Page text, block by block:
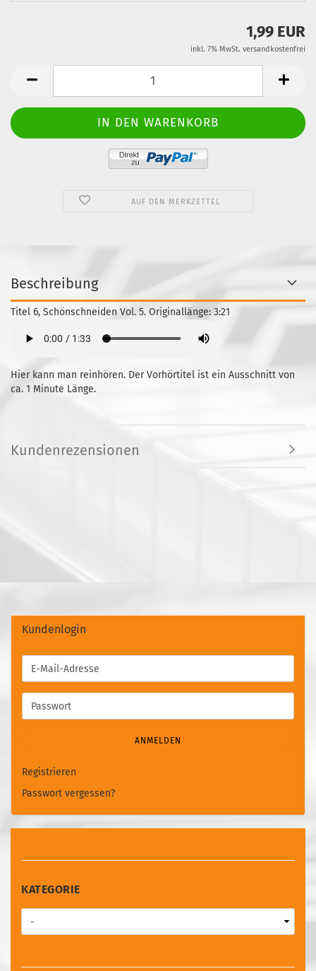
1,99 EUR
inkl. 7% MwSt. versandkostenfrei
AUF DEN MERKZETTEL
Beschreibung
Titel 6, Schönschneiden Vol. 5. Originallänge: 3:21
Hier kann man reinhören. Der Vorhörtitel ist ein Ausschnitt von
ca. 1 Minute Länge.
Kundenrezensionen
Kundenlogin
E-
Mail-
Adresse
Passwort
ANMELDEN
Registrieren
Passwort vergessen?
KATEGORIE
KATEGORIE